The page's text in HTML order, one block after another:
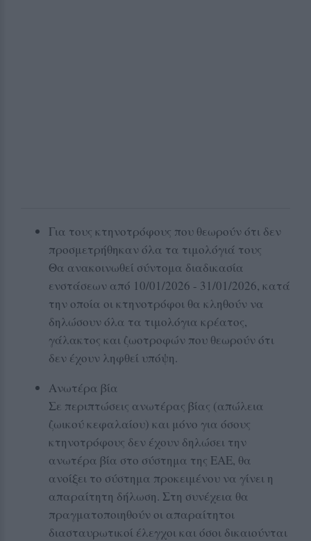
Για τους κτηνοτρόφους που θεωρούν ότι δεν
προσμετρήθηκαν όλα τα τιμολόγιά τους
Θα ανακοινωθεί σύντομα διαδικασία
ενστάσεων από 10/01/2026 - 31/01/2026, κατά
την οποία οι κτηνοτρόφοι θα κληθούν να
δηλώσουν όλα τα τιμολόγια κρέατος,
γάλακτος και ζωοτροφών που θεωρούν ότι
δεν έχουν ληφθεί υπόψη.
Ανωτέρα βία
Σε περιπτώσεις ανωτέρας βίας (απώλεια
ζωικού κεφαλαίου) και μόνο για όσους
κτηνοτρόφους δεν έχουν δηλώσει την
ανωτέρα βία στο σύστημα της ΕΑΕ, θα
ανοίξει το σύστημα προκειμένου να γίνει η
απαραίτητη δήλωση. Στη συνέχεια θα
πραγματοποιηθούν οι απαραίτητοι
διασταυρωτικοί έλεγχοι και όσοι δικαιούνται